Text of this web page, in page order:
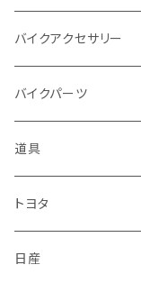
アプリリア - APRILIA
ハーレーダビッドソ
KTM
ミツビシ
ダイハツ
スバル
レクサス
アウディ
マツダ
ミツビシ
ダイハツ
スバル
レクサス
日産
ホンダ
スズキ
マツダ
ミツビシ
ボンネット
ルーフ
ピラー
バンパー
フェンダー
バイクアクセサリー
ホンダ
ヤマハ
スズキ
カワサキ
バイクパーツ
排気系
マフラー
サイレンサー
外装
シートカバー
ハンドル系
道具
トヨタ
フロアマット
日産